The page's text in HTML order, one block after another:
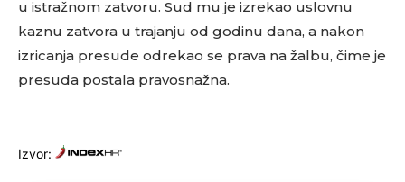
u istražnom zatvoru. Sud mu je izrekao uslovnu
kaznu zatvora u trajanju od godinu dana, a nakon
izricanja presude odrekao se prava na žalbu, čime je
presuda postala pravosnažna.
Izvor: